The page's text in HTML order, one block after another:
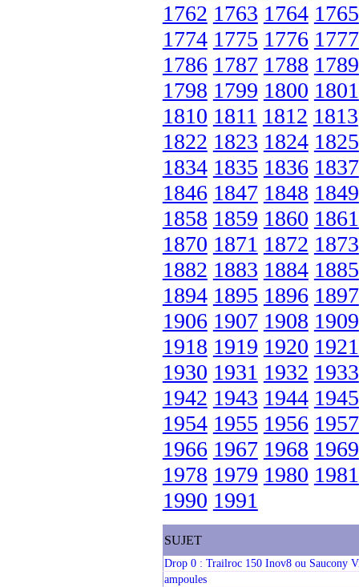
1762 1763 1764 1765
1774 1775 1776 1777
1786 1787 1788 1789
1798 1799 1800 1801
1810 1811 1812 1813
1822 1823 1824 1825
1834 1835 1836 1837
1846 1847 1848 1849
1858 1859 1860 1861
1870 1871 1872 1873
1882 1883 1884 1885
1894 1895 1896 1897
1906 1907 1908 1909
1918 1919 1920 1921
1930 1931 1932 1933
1942 1943 1944 1945
1954 1955 1956 1957
1966 1967 1968 1969
1978 1979 1980 1981
1990 1991
SUJET
Drop 0 : Trailroc 150 Inov8 ou Saucony
ampoules